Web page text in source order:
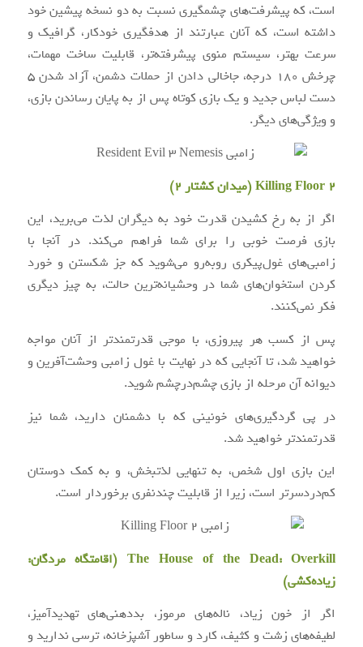
است، که پیشرفت‌های چشمگیری نسبت به دو نسخه پیشین خود
داشته است، که آنان عبارتند از هدفگیری خودکار، گرافیک و
سرعت بهتر، سیستم منوی پیشرفته‌تر، قابلیت ساخت مهمات،
چرخش ۱۸۰ درجه، جاخالی دادن از حملات دشمن، آزاد شدن ۵
دست لباس جدید و یک بازی کوتاه پس از به پایان رساندن بازی،
و ویژگی‌های دیگر.
Killing Floor 2 (میدان کشتار ۲)
اگر از به رخ کشیدن قدرت خود به دیگران لذت می‌برید، این
بازی فرصت خوبی را برای شما فراهم می‌کند. در آنجا با
زامبی‌های غول‌پیکری روبه‌رو می‌شوید که جز شکستن و خورد
کردن استخوان‌های شما در وحشیانه‌ترین حالت، به چیز دیگری
فکر نمی‌کنند.
پس از کسب هر پیروزی، با موجی قدرتمندتر از آنان مواجه
خواهید شد، تا آنجایی که در نهایت با غول زامبی وحشت‌آفرین و
دیوانه آن مرحله از بازی چشم‌درچشم شوید.
در پی گردگیری‌های خونینی که با دشمنان دارید، شما نیز
قدرتمندتر خواهید شد.
این بازی اول شخص، به تنهایی لذتبخش، و به کمک دوستان
کم‌دردسرتر است، زیرا از قابلیت چندنفری برخوردار است.
The House of the Dead: Overkill (اقامتگاه مردگان:
زیاده‌کشی)
اگر از خون زیاد، ناله‌های مرموز، بددهنی‌های تهدیدآمیز،
لطیفه‌های زشت و کثیف، کارد و ساطور آشپزخانه، ترسی ندارید و